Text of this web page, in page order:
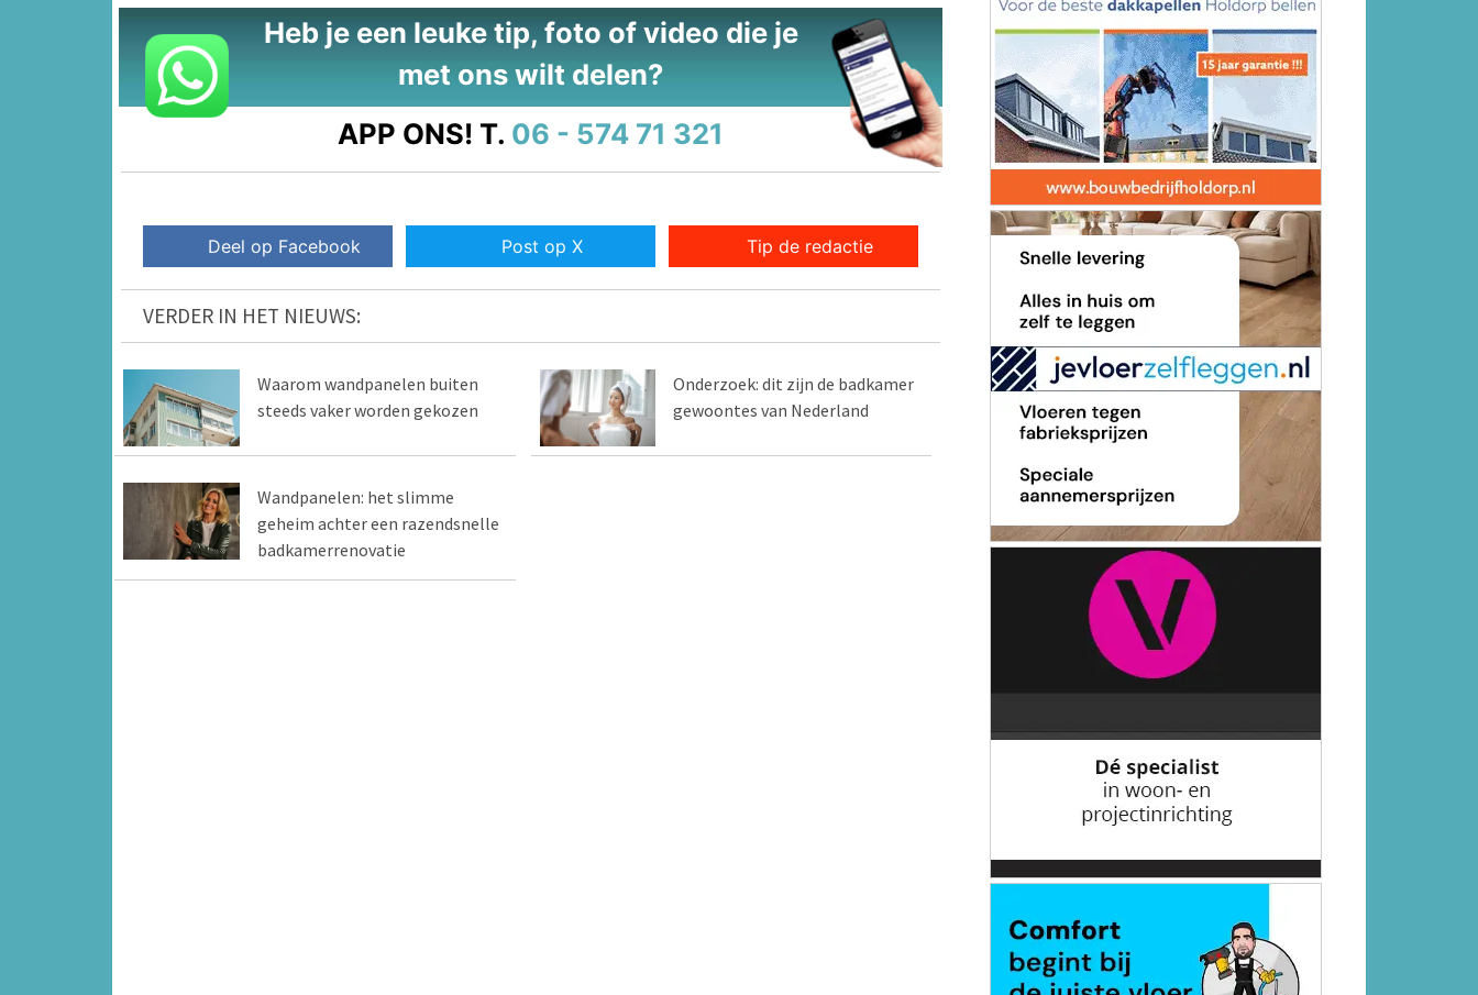
Heb je een leuke tip, foto of video die je
met ons wilt delen?
APP ONS! T. 06 - 574 71 321
Deel op Facebook Post op X Tip de redactie
VERDER IN HET NIEUWS:
Waarom wandpanelen buiten
steeds vaker worden gekozen
Onderzoek: dit zijn de badkamer
gewoontes van Nederland
Wandpanelen: het slimme
geheim achter een razendsnelle
badkamerrenovatie